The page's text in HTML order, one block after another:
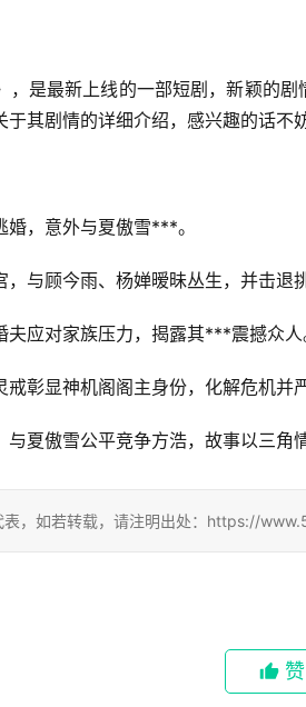
，是最新上线的一部短剧，新颖的
其剧情的详细介绍，感兴趣的话不
，意外与夏傲雪***。
与顾今雨、杨婵暧昧丛生，并击退
应对家族压力，揭露其***震撼众人
彰显神机阁阁主身份，化解危机并
与夏傲雪公平竞争方浩，故事以三角
表，如若转载，请注明出处：https://
赞